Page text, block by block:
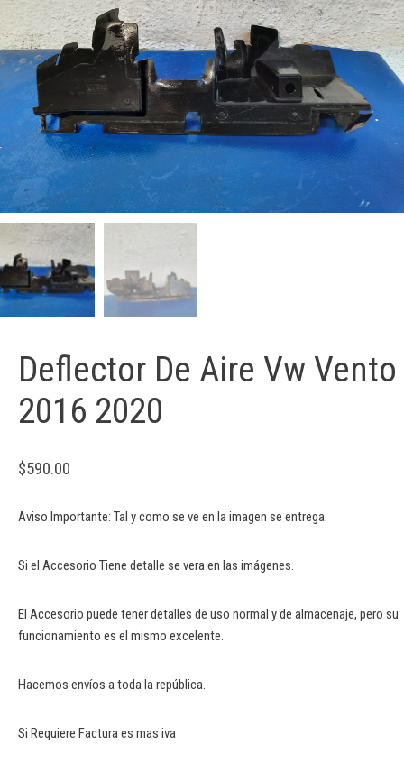
Deflector De Aire Vw Vento
2016 2020
$590.00
Aviso Importante: Tal y como se ve en la imagen se entrega.
Si el Accesorio Tiene detalle se vera en las imágenes.
El Accesorio puede tener detalles de uso normal y de almacenaje, pero su
funcionamiento es el mismo excelente.
Hacemos envíos a toda la república.
Si Requiere Factura es mas iva